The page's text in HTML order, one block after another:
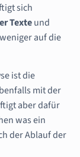
sich
Texteund
auf die
ist die
mit der
aber dafür
was ein
der Ablauf der